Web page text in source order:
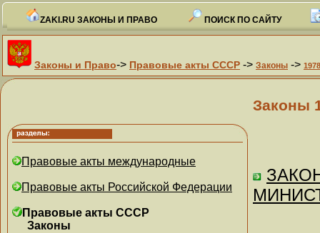
ZAKI.RU ЗАКОНЫ И ПРАВО ПОИСК ПО САЙТУ
Законы и Право-> Правовые акты СССР -> Законы ->
Правовые акты международные
Правовые акты Российской Федерации
Правовые акты СССР
Законы
Законы